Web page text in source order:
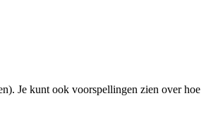
Je kunt ook voorspellingen zien over hoe